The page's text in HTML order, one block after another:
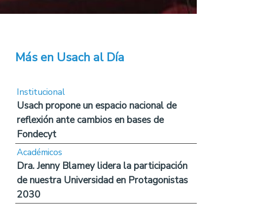
Más en Usach al Día
Institucional
Usach propone un espacio nacional de
reflexión ante cambios en bases de
Fondecyt
Académicos
Dra. Jenny Blamey lidera la participación
de nuestra Universidad en Protagonistas
2030